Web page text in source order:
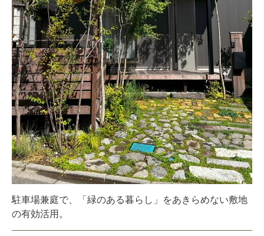
駐車場兼庭で、「緑のある暮らし」をあきらめない敷地
の有効活用。